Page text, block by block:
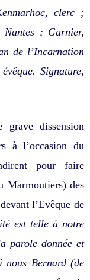
clerc ;
; Garnier,
de l’Incarnation
Signature,
grave dissension
à l’occasion du
pour faire
Marmoutiers) des
l’Evêque de
est telle à notre
parole donnée et
nous Bernard (de